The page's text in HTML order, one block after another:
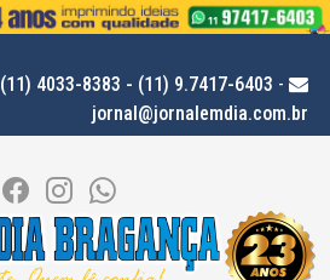
(11) 4033-8383 - (11) 9.7417-6403 -
jornal@jornalemdia.com.br